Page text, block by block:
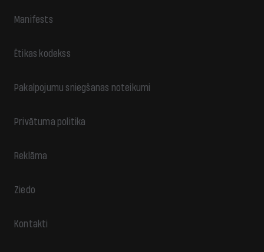
Manifests
Ētikas kodekss
Pakalpojumu sniegšanas noteikumi
Privātuma politika
Reklāma
Ziedo
Kontakti